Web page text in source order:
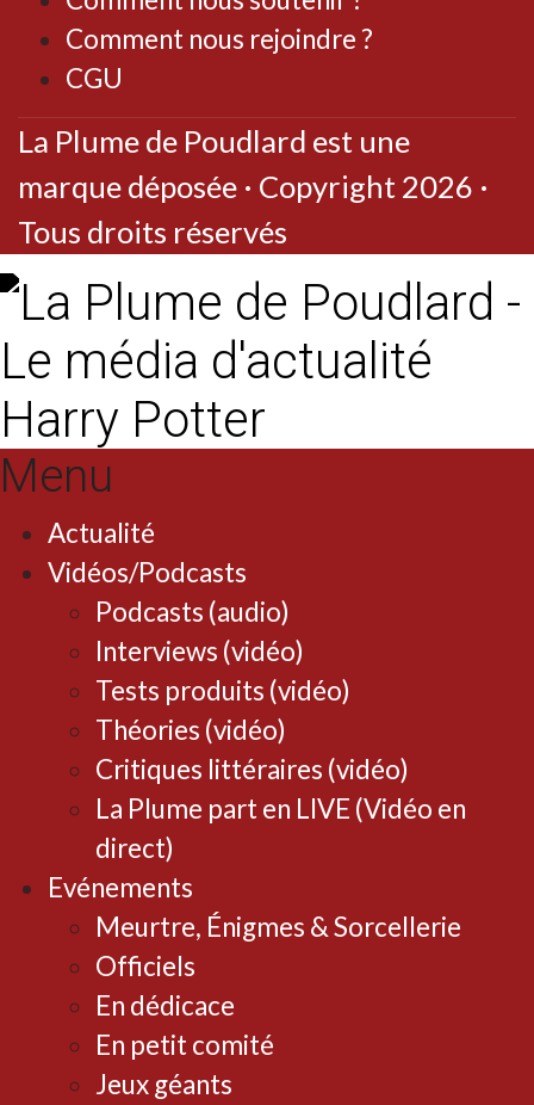
Comment nous rejoindre ?
CGU
La Plume de Poudlard est une
marque déposée · Copyright 2026 ·
Tous droits réservés
Menu
Actualité
Vidéos/Podcasts
Podcasts (audio)
Interviews (vidéo)
Tests produits (vidéo)
Théories (vidéo)
Critiques littéraires (vidéo)
La Plume part en LIVE (Vidéo en
direct)
Evénements
Meurtre, Énigmes & Sorcellerie
Officiels
En dédicace
En petit comité
Jeux géants